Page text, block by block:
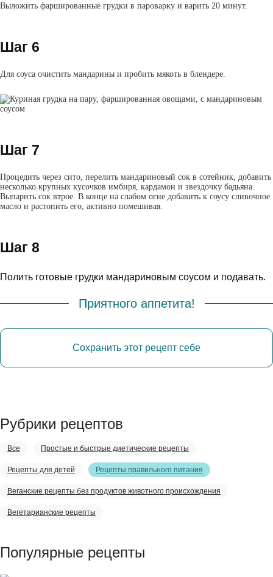
Выложить фаршированные грудки в пароварку и варить 20 минут.
Шаг 6
Для соуса очистить мандарины и пробить мякоть в блендере.
Шаг 7
Процедить через сито, перелить мандариновый сок в сотейник, добавить
несколько крупных кусочков имбиря, кардамон и звездочку бадьяна.
Выпарить сок втрое. В конце на слабом огне добавить к соусу сливочное
масло и растопить его, активно помешивая.
Шаг 8
Полить готовые грудки мандариновым соусом и подавать.
Приятного аппетита!
Сохранить этот рецепт себе
Рубрики рецептов
Все Простые и быстрые диетические рецепты
Рецепты для детей Рецепты правильного питания
Веганские рецепты без продуктов животного происхождения
Вегетарианские рецепты
Популярные рецепты